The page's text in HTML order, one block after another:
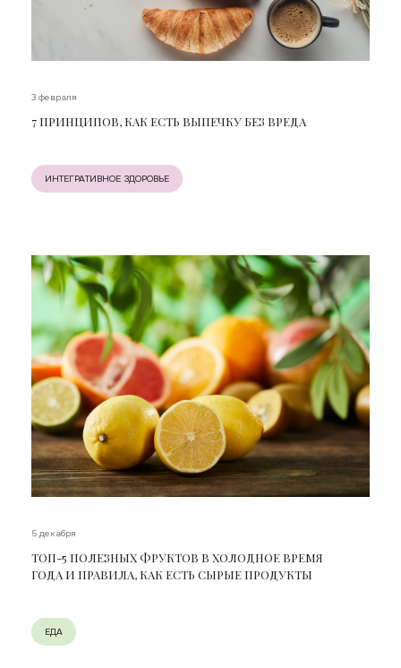
3 февраля
7 ПРИНЦИПОВ, КАК ЕСТЬ ВЫПЕЧКУ БЕЗ ВРЕДА
ИНТЕГРАТИВНОЕ ЗДОРОВЬЕ
5 декабря
ТОП-5 ПОЛЕЗНЫХ ФРУКТОВ В ХОЛОДНОЕ ВРЕМЯ
ГОДА И ПРАВИЛА, КАК ЕСТЬ СЫРЫЕ ПРОДУКТЫ
ЕДА